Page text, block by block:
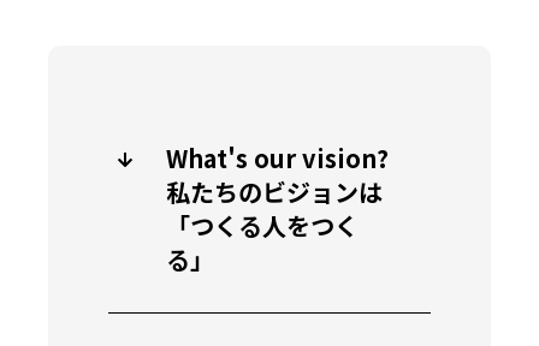
What's our vision?
私たちのビジョンは
「つくる人をつく
る」